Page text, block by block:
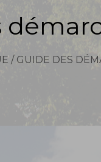
/ GUIDE DES